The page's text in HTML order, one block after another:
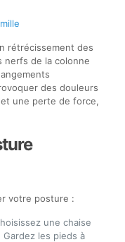
rétrécissement des
nerfs de la colonne
des douleurs
une perte de force,
votre posture :
une chaise
les pieds à